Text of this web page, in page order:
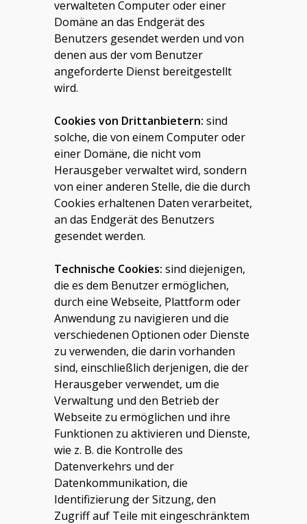
verwalteten Computer oder einer
Domäne an das Endgerät des
Benutzers gesendet werden und von
denen aus der vom Benutzer
angeforderte Dienst bereitgestellt
wird.
Cookies von Drittanbietern:sind
solche, die von einem Computer oder
einer Domäne, die nicht vom
Herausgeber verwaltet wird, sondern
von einer anderen Stelle, die die durch
Cookies erhaltenen Daten verarbeitet,
an das Endgerät des Benutzers
gesendet werden.
Technische Cookies: sind diejenigen,
die es dem Benutzer ermöglichen,
durch eine Webseite, Plattform oder
Anwendung zu navigieren und die
verschiedenen Optionen oder Dienste
zu verwenden, die darin vorhanden
sind, einschließlich derjenigen, die der
Herausgeber verwendet, um die
Verwaltung und den Betrieb der
Webseite zu ermöglichen und ihre
Funktionen zu aktivieren und Dienste,
wie z. B. die Kontrolle des
Datenverkehrs und der
Datenkommunikation, die
Identifizierung der Sitzung, den
Zugriff auf Teile mit eingeschränktem